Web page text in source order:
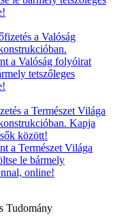
a Valóság
a Valóság folyóirat
tetszőleges
a Természet Világa
Kapja
között!
a Természet Világa
le bármely
online!
Tudomány